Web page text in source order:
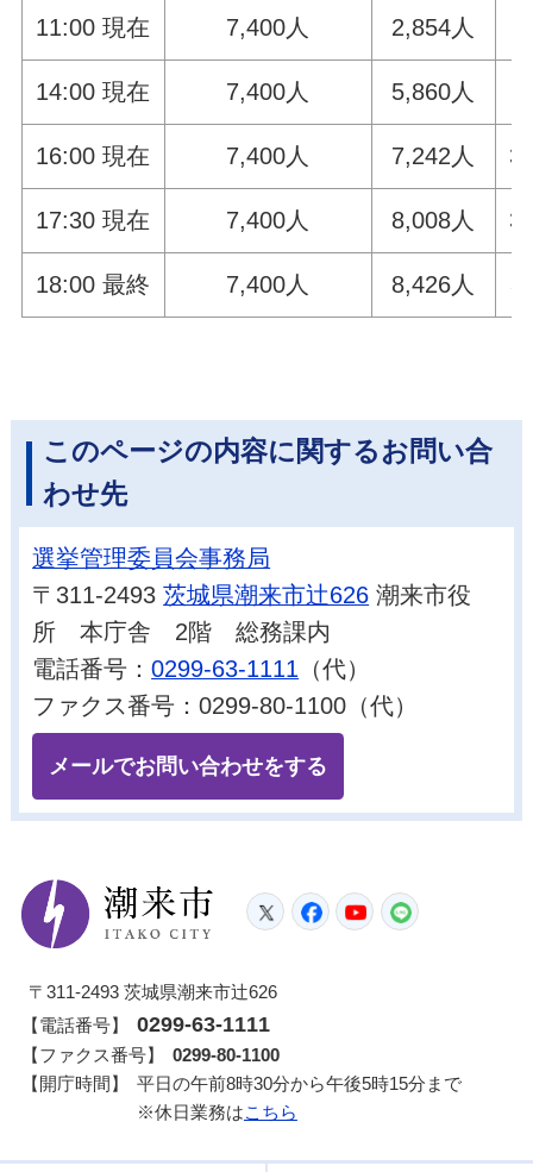
11:00 現在 7,400人 2,854人
14:00 現在 7,400人 5,860人
16:00 現在 7,400人 7,242人
17:30 現在 7,400人 8,008人
18:00 最終 7,400人 8,426人
このページの内容に関するお問い合
わせ先
選挙管理委員会事務局
〒311-2493茨城県潮来市辻626 潮来市役
所 本庁舎 2階 総務課内
電話番号：0299-63-1111 （代）
ファクス番号：0299-80-1100（代）
メールでお問い合わせをする
潮来市
TwitterFacebook
YouTube
〒311-2493 茨城県潮来市辻626
【電話番号】
0299-63-1111
【ファクス番号】
0299-80-1100
【開庁時間】
平日の午前8時30分から午後5時15分まで
※休日業務はこちら